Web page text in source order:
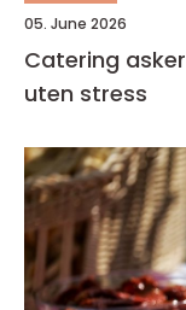
05. June 2026
Catering asker slik får du et vellykket selskap
uten stress